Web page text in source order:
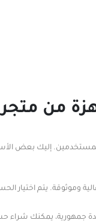
من
إليك بعض
وموثوقة. يتم اختيار
جمهورية، يمكنك شراء